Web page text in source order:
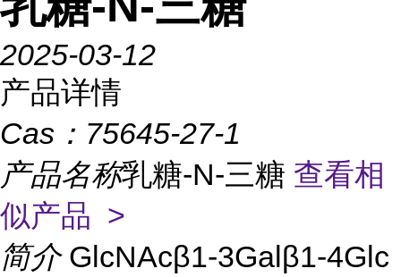
2025-03-12
产品详情
Cas： 75645-27-1
产品名称乳糖-N-三糖 查看相
似产品 >
简介 GlcNAcβ1-3Galβ1-4Glc